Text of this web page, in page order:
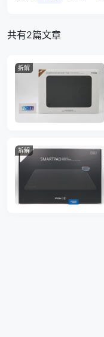
共有2篇文章
拆解
拆解